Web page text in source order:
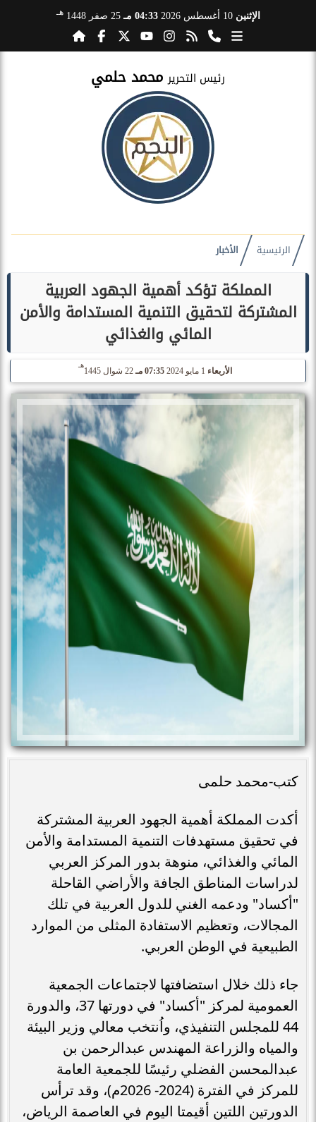
الإثنين 10 أغسطس 2026 04:33 مـ 25 صفر 1448 هـ
رئيس التحرير محمد حلمي
الرئيسية الأخبار
المملكة تؤكد أهمية الجهود العربية
المشتركة لتحقيق التنمية المستدامة والأمن
المائي والغذائي
الأربعاء 07:35 مـ 22 شوال 1445
هـ
كتب-محمد حلمى
أكدت المملكة أهمية الجهود العربية المشتركة
في تحقيق مستهدفات التنمية المستدامة والأمن
المائي والغذائي، منوهة بدور المركز العربي
لدراسات المناطق الجافة والأراضي القاحلة
"أكساد" ودعمه الغني للدول العربية في تلك
المجالات، وتعظيم الاستفادة المثلى من الموارد
الطبيعية في الوطن العربي.
جاء ذلك خلال استضافتها لاجتماعات الجمعية
العمومية لمركز "أكساد" في دورتها 37، والدورة
44 للمجلس التنفيذي، واُنتخب معالي وزير البيئة
والمياه والزراعة المهندس عبدالرحمن بن
عبدالمحسن الفضلي رئيسًا للجمعية العامة
للمركز في الفترة (2024- 2026م)، وقد ترأس
الدورتين اللتين أقيمتا اليوم في العاصمة الرياض،